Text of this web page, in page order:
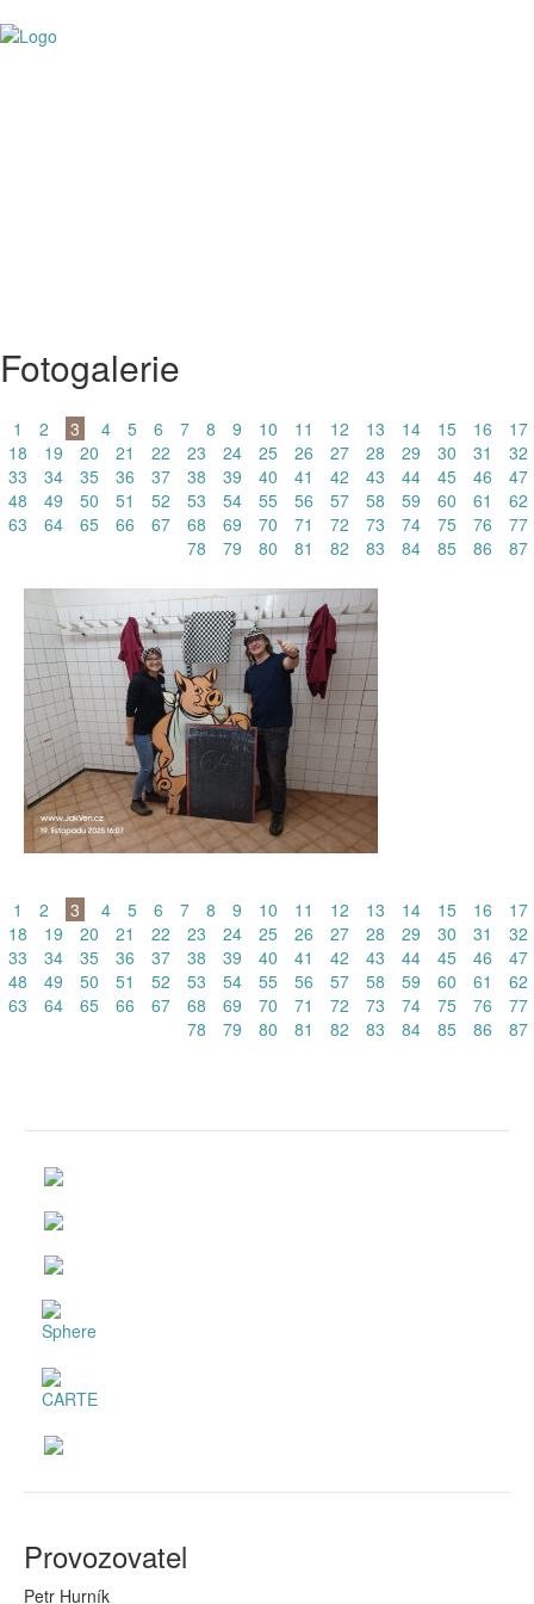
Fotogalerie
1 2 3 4 5 6 7 8 9 10 11 12 13 14 15 16
17
18
19 20 21 22 23 24 25 26 27 28 29 30 31
32
33
34 35 36 37 38 39 40 41 42 43 44 45 46
47
48
49 50 51 52 53 54 55 56 57 58 59 60 61
62
63
64 65 66 67 68 69 70 71 72 73 74 75 76
77
78
79 80 81 82 83 84 85 86 87
1 2 3 4 5 6 7 8 9 10 11 12 13 14 15 16
17
18
19 20 21 22 23 24 25 26 27 28 29 30 31
32
33
34 35 36 37 38 39 40 41 42 43 44 45 46
47
48
49 50 51 52 53 54 55 56 57 58 59 60 61
62
63
64 65 66 67 68 69 70 71 72 73 74 75 76
77
78
79 80 81 82 83 84 85 86 87
Provozovatel
Petr Hurník